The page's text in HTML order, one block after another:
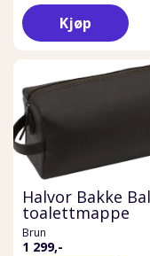
Kjøp
Halvor Bakke
toalettmappe
Brun
1 299,-